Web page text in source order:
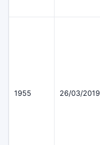
1955 26/03/2019